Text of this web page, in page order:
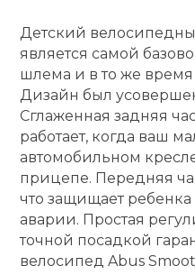
комплексы и
стенки
сувениры
для
Детский
является самой
шлема и в то же
Дизайн был
Сглаженная задняя
работает, когда ваш
автомобильном
прицепе. Передняя
что защищает ребенка
аварии. Простая
точной посадкой
велосипед Abus